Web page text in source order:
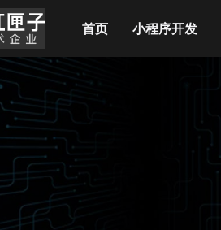
首页 (current)
小程序开发